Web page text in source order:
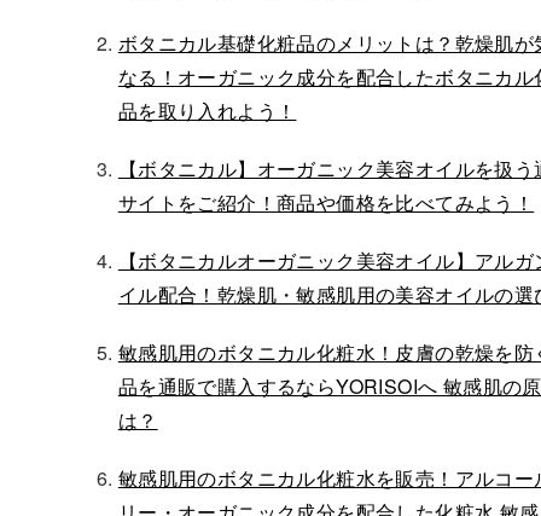
ボタニカル基礎化粧品のメリットは？乾燥肌が
なる！オーガニック成分を配合したボタニカル
品を取り入れよう！
【ボタニカル】オーガニック美容オイルを扱う
サイトをご紹介！商品や価格を比べてみよう！
【ボタニカルオーガニック美容オイル】アルガ
イル配合！乾燥肌・敏感肌用の美容オイルの選
敏感肌用のボタニカル化粧水！皮膚の乾燥を防
品を通販で購入するならYORISOIへ 敏感肌の
は？
敏感肌用のボタニカル化粧水を販売！アルコー